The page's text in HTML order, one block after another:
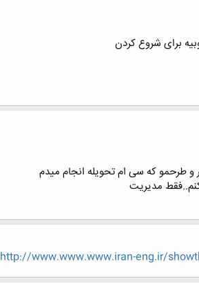
برای شروع کردن
طرحمو که سی ام تحویله انجام میدم
کنم..فقط مدیریت
http://www.www.www.iran-eng.ir/